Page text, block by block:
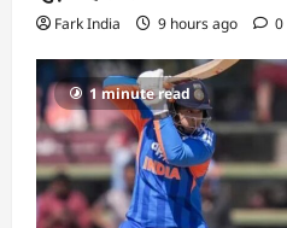
Fark India 9 hours ago 0
1 minute read